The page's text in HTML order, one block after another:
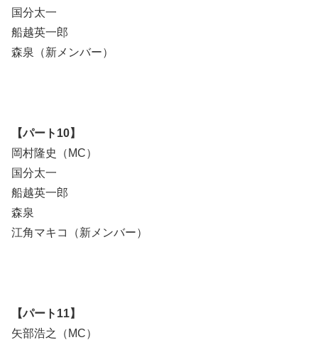
国分太一
船越英一郎
森泉（新メンバー）
【パート10】
岡村隆史（MC）
国分太一
船越英一郎
森泉
江角マキコ（新メンバー）
【パート11】
矢部浩之（MC）